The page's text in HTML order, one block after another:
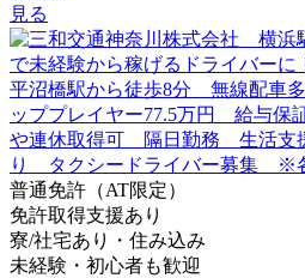
見る
普通免許（AT限定）
免許取得支援あり
寮/社宅あり・住み込み
未経験・初心者も歓迎